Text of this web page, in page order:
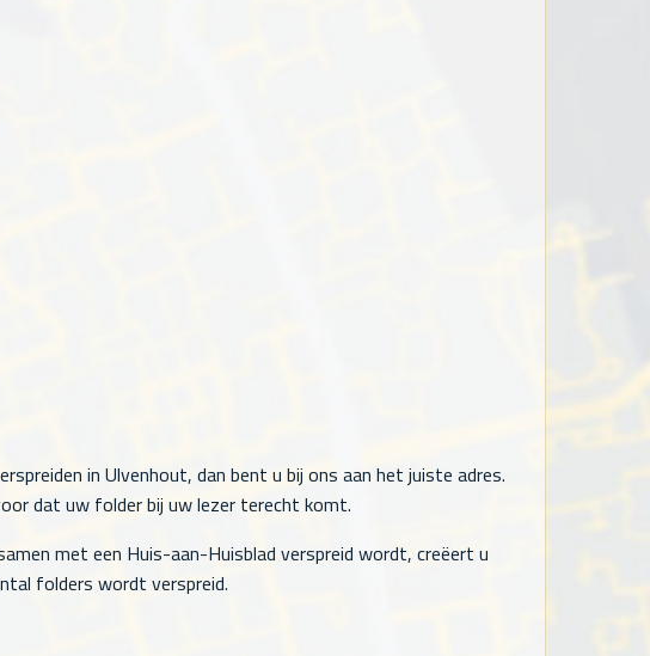
in Ulvenhout, dan bent u bij ons aan het juiste adres.
dat uw folder bij uw lezer terecht komt.
met een Huis-aan-Huisblad verspreid wordt, creëert u
folders wordt verspreid.